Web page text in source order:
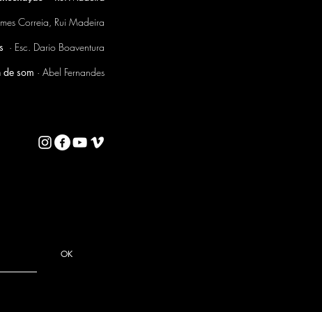
Correia, Rui Madeira
· Esc. Dario Boaventura
som · Abel Fernandes
OK